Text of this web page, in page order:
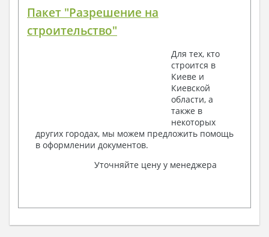
Пакет "Разрешение на
строительство"
Для тех, кто
строится в
Киеве и
Киевской
области, а
также в
некоторых
других городах, мы можем предложить помощь
в оформлении документов.
Уточняйте цену у менеджера